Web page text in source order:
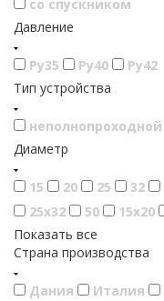
со спускником
Давление
Ру35 Ру40
Ру42
Тип устройства
неполнопроходной
Диаметр
15 20 25 32
25х32
50 15х20
Показать все
Страна производства
Дания Италия